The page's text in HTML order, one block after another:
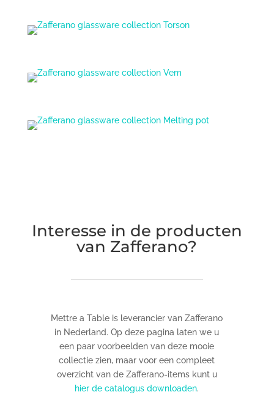
Interesse in de producten
van Zafferano?
Mettre a Table is leverancier van Zafferano
in Nederland. Op deze pagina laten we u
een paar voorbeelden van deze mooie
collectie zien, maar voor een compleet
overzicht van de Zafferano-items kunt u
hier de catalogus downloaden.